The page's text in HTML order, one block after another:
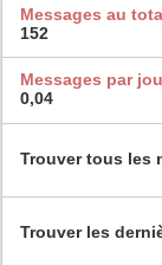
Messages au
152
Messages par
0,04
Trouver tous les
Trouver les